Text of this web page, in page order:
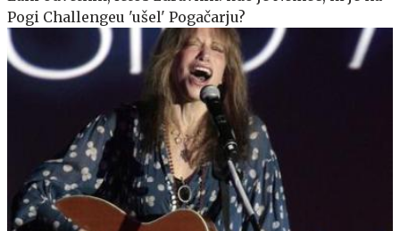
Pogi Challengeu 'ušel' Pogačarju?